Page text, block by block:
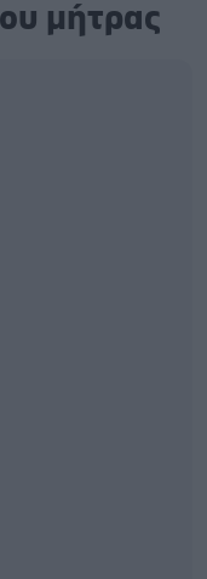
μήτρας